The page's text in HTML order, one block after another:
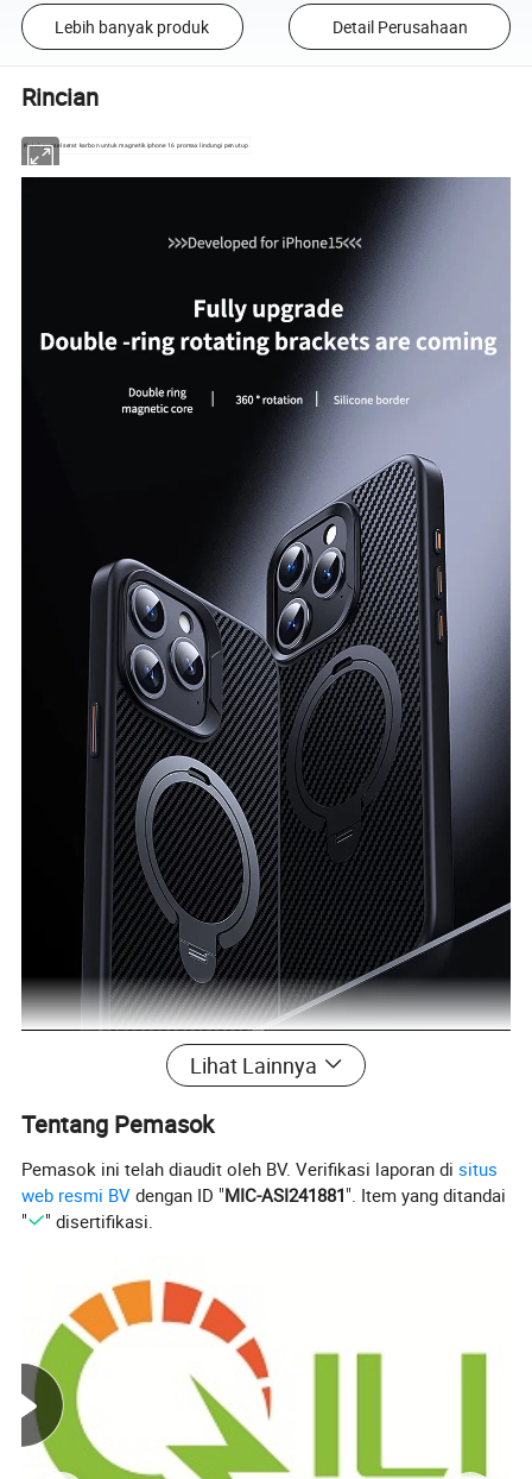
Lebih banyak produk Detail Perusahaan
Rincian
Kotak ponsel serat karbon untuk magnetik iphone 16 promax lindungi penutup
Lihat Lainnya
Tentang Pemasok
Pemasok ini telah diaudit oleh BV. Verifikasi laporan disitus
web resmi BV dengan ID "MIC-ASI241881". Item yang ditandai
"
" disertifikasi.